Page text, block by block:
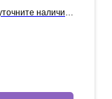
наличие